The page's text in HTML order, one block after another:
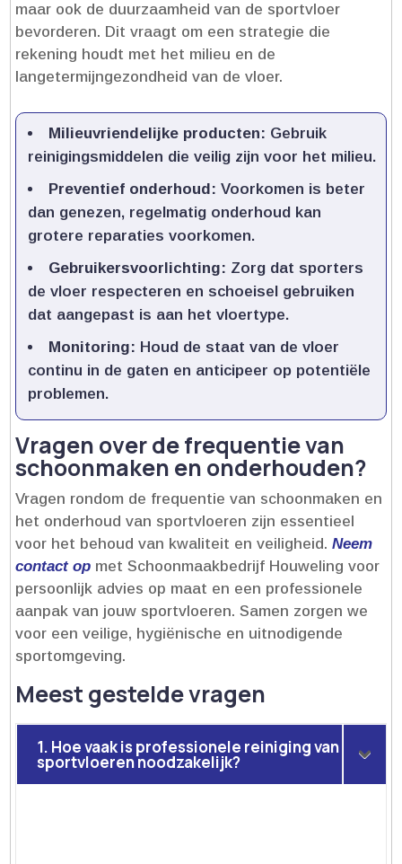
maar ook de duurzaamheid van de sportvloer
bevorderen.​ Dit vraagt om een strategie die
rekening houdt met het milieu en de
langetermijngezondheid van de vloer.​
Milieuvriendelijke producten: Gebruik
reinigingsmiddelen die veilig zijn voor het milieu.​
Preventief onderhoud: Voorkomen is beter
dan genezen, regelmatig onderhoud kan
grotere reparaties voorkomen.​
Gebruikersvoorlichting: Zorg dat sporters
de vloer respecteren en schoeisel gebruiken
dat aangepast is aan het vloertype.​
Monitoring: Houd de staat van de vloer
continu in de gaten en anticipeer op potentiële
problemen.​
Vragen over de frequentie van
schoonmaken en onderhouden?
Vragen rondom de frequentie van schoonmaken en
het onderhoud van sportvloeren zijn essentieel
voor het behoud van kwaliteit en veiligheid.​Neem
contact op met Schoonmaakbedrijf Houweling voor
persoonlijk advies op maat en een professionele
aanpak van jouw sportvloeren.​ Samen zorgen we
voor een veilige, hygiënische en uitnodigende
sportomgeving.​
Meest gestelde vragen
1. Hoe vaak is professionele reiniging van
sportvloeren noodzakelijk?